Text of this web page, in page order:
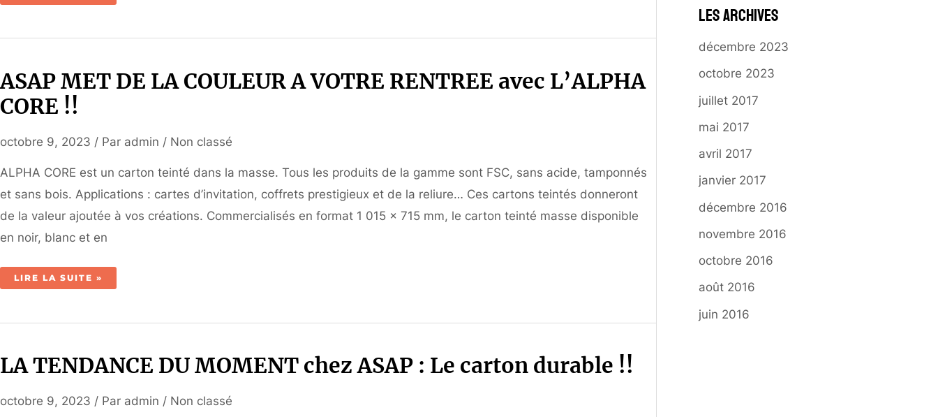
ASAP MET DE LA COULEUR A VOTRE RENTREE avec L’ALPHA
CORE !!
octobre 9, 2023 / Par admin / Non classé
ALPHA CORE est un carton teinté dans la masse. Tous les produits de la gamme sont FSC, sans acide, tamponnés
et sans bois. Applications : cartes d’invitation, coffrets prestigieux et de la reliure… Ces cartons teintés donneront
de la valeur ajoutée à vos créations. Commercialisés en format 1 015 x 715 mm, le carton teinté masse disponible
en noir, blanc et en
ASAP
CORE
!!
LIRE LA SUITE »
LA TENDANCE DU MOMENT chez ASAP : Le carton durable !!
octobre 9, 2023 / Par admin / Non classé
Les archives
décembre 2023
octobre 2023
juillet 2017
mai 2017
avril 2017
janvier 2017
décembre 2016
novembre 2016
octobre 2016
août 2016
juin 2016